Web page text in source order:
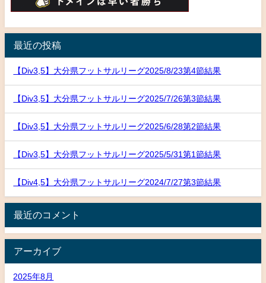
最近の投稿
【Div3,5】大分県フットサルリーグ2025/8/23第4節結果
【Div3,5】大分県フットサルリーグ2025/7/26第3節結果
【Div3,5】大分県フットサルリーグ2025/6/28第2節結果
【Div3,5】大分県フットサルリーグ2025/5/31第1節結果
【Div4,5】大分県フットサルリーグ2024/7/27第3節結果
最近のコメント
アーカイブ
2025年8月